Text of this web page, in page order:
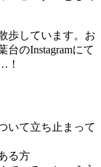
歩しています。お
のInstagramにて
！
いて立ち止まって
る方